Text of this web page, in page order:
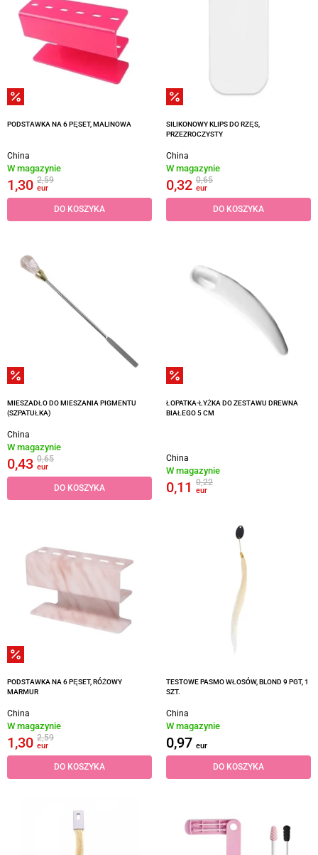
PODSTAWKA NA 6 PĘSET, MALINOWA
China
W magazynie
1,30 2,59
eur
DO KOSZYKA
SILIKONOWY KLIPS DO RZĘS,
PRZEZROCZYSTY
China
W magazynie
0,32 0,65
eur
DO KOSZYKA
MIESZADŁO DO MIESZANIA PIGMENTU
(SZPATUŁKA)
China
W magazynie
0,43 0,65
eur
DO KOSZYKA
ŁOPATKA-ŁYŻKA DO ZESTAWU DREWNA
BIAŁEGO 5 CM
China
W magazynie
0,11 0,22
eur
PODSTAWKA NA 6 PĘSET, RÓŻOWY
MARMUR
China
W magazynie
1,30 2,59
eur
DO KOSZYKA
TESTOWE PASMO WŁOSÓW, BLOND 9 PGT, 1
SZT.
China
W magazynie
0,97 eur
DO KOSZYKA